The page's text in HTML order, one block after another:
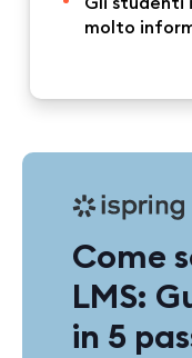
molto
Come
LMS:
in 5